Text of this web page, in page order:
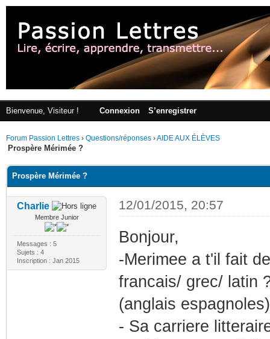
Bienvenue, Visiteur ! Connexion S’enregistrer
Forum Passion Lettres › Questions/réponses ›AIDE AUX ÉLÈVES
Prospère Mérimée ?
Prospère Mérimée ?
Charlie
Membre Junior
Messages : 5
Sujets : 4
Inscription : Jan 2015
12/01/2015, 20:57
Bonjour,
-Merimee a t'il fait
francais/ grec/ latin
(anglais espagnoles)
- Sa carriere